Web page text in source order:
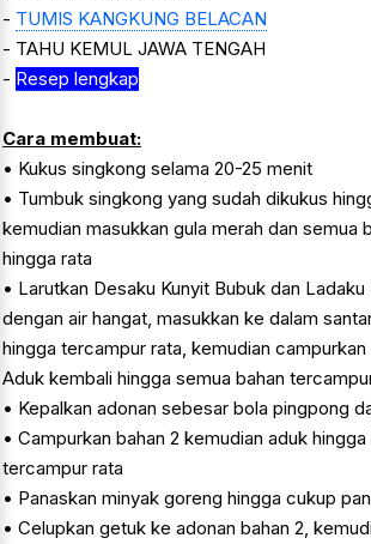
- TUMIS KANGKUNG BELACAN
- TAHU KEMUL JAWA TENGAH
- Resep lengkap
Cara membuat:
• Kukus singkong selama 20-25 menit
• Tumbuk singkong yang sudah dikukus
kemudian masukkan gula merah dan semua
hingga rata
• Larutkan Desaku Kunyit Bubuk dan
dengan air hangat, masukkan ke dalam
hingga tercampur rata, kemudian campurkan
Aduk kembali hingga semua bahan
• Kepalkan adonan sebesar bola pingpong
• Campurkan bahan 2 kemudian aduk hingga
tercampur rata
• Panaskan minyak goreng hingga cukup
• Celupkan getuk ke adonan bahan 2,